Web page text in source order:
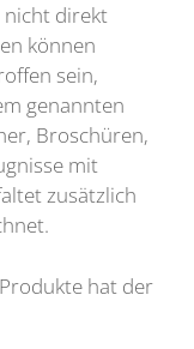
nicht direkt
können
sein,
genannten
Broschüren,
mit
zusätzlich
hat der